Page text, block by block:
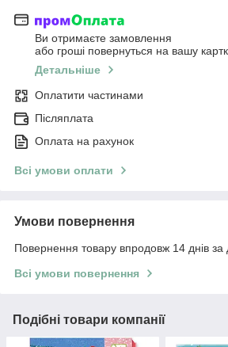
Ви отримаєте замовлення
або гроші повернуться на вашу
Детальніше
Оплатити частинами
Післяплата
Оплата на рахунок
Всі умови оплати
Умови повернення
Повернення товару впродовж 14 днів за
Всі умови повернення
Подібні товари компанії